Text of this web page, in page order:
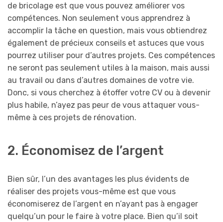
de bricolage est que vous pouvez améliorer vos
compétences. Non seulement vous apprendrez à
accomplir la tâche en question, mais vous obtiendrez
également de précieux conseils et astuces que vous
pourrez utiliser pour d’autres projets. Ces compétences
ne seront pas seulement utiles à la maison, mais aussi
au travail ou dans d’autres domaines de votre vie.
Donc, si vous cherchez à étoffer votre CV ou à devenir
plus habile, n’ayez pas peur de vous attaquer vous-
même à ces projets de rénovation.
2. Économisez de l’argent
Bien sûr, l’un des avantages les plus évidents de
réaliser des projets vous-même est que vous
économiserez de l’argent en n’ayant pas à engager
quelqu’un pour le faire à votre place. Bien qu’il soit